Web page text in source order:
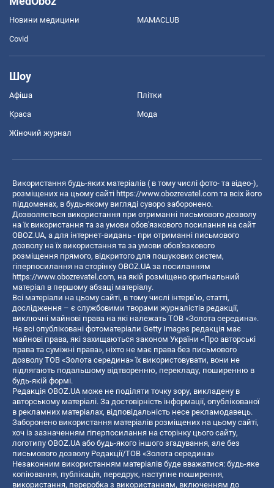
Новини медицини MAMACLUB
Covid
Шоу
Афіша Плітки
Краса Мода
Жіночий журнал
Використання будь-яких матеріалів ( в тому числі фото- та відео-),
розміщених на цьому сайті https://www.obozrevatel.com та всіх його
піддоменах, в будь-якому вигляді суворо заборонено.
Дозволяється використання при отриманні письмового дозволу
на їх використання та за умови обов'язкового посилання на сайт
OBOZ.UA, а для інтернет-видань - при отриманні письмового
дозволу на їх використання та за умови обов'язкового
розміщення прямого, відкритого для пошукових систем,
гіперпосилання на сторінку OBOZ.UA за посиланням
https://www.obozrevatel.com, на якій розміщено оригінальний
матеріал в першому абзаці матеріалу.
Всі матеріали на цьому сайті, в тому числі інтерв’ю, статті,
дослідження – є службовими творами журналістів редакції,
виключні майнові права на які належать ТОВ «Золота середина».
На всі опубліковані фотоматеріали Getty Images редакція має
майнові права, які захищаються законом України «Про авторські
права та суміжні права», ніхто не має права без письмового
дозволу ТОВ «Золота середина» їх використовувати, вони не
підлягають подальшому відтворенню, перекладу, поширенню в
будь-якій формі.
Редакція OBOZ.UA може не поділяти точку зору, викладену в
авторському матеріалі. За достовірність інформації, опублікованої
в рекламних матеріалах, відповідальність несе рекламодавець.
Заборонено використання матеріалів розміщених на цьому сайті,
хоч із зазначенням гіперпосилання на сторінку цього сайту,
логотипу OBOZ.UA або будь-якого іншого згадування, але без
письмового дозволу Редакції/ТОВ «Золота середина»
Незаконним використанням матеріалів буде вважатися: будь-яке
копiювання, публiкацiя, передрук, наступне поширення,
використання, переробка з використанням, включенням до